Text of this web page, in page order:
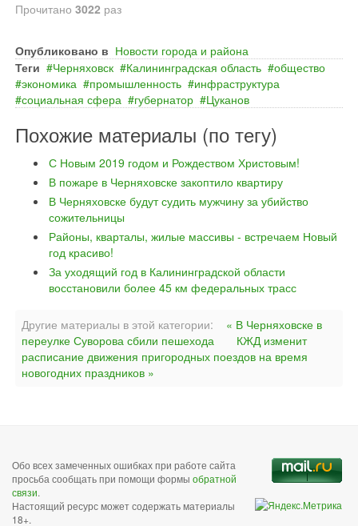
Прочитано 3022 раз
Опубликовано в Новости города и района
Теги
Черняховск Калининградская область
общество
экономика
промышленность
инфраструктура
социальная сфера
губернатор Цуканов
Похожие материалы (по тегу)
С Новым 2019 годом и Рождеством Христовым!
В пожаре в Черняховске закоптило квартиру
В Черняховске будут судить мужчину за убийство
сожительницы
Районы, кварталы, жилые массивы - встречаем Новый
год красиво!
За уходящий год в Калининградской области
восстановили более 45 км федеральных трасс
Другие материалы в этой категории:
« В Черняховске в
переулке Суворова сбили пешехода
КЖД изменит
расписание движения пригородных поездов на время
новогодних праздников »
Обо всех замеченных ошибках при работе сайта
просьба сообщать при помощи формы обратной
связи.
Настоящий ресурс может содержать материалы
18+.